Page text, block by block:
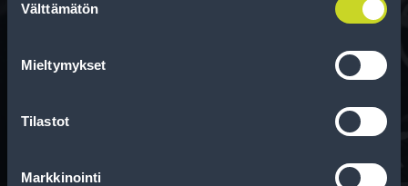
valinta
Välttämätön
Mieltymykset
Tilastot
Markkinointi
Tee ostoksesi RengasCenter-tilillä. Saat